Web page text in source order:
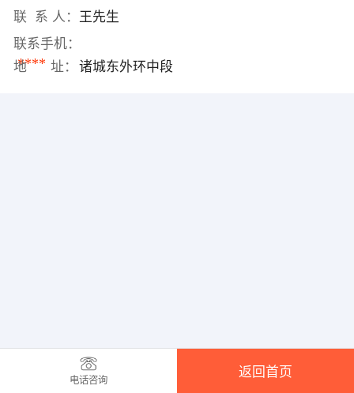
联 系 人： 王先生
联系手机：
****
地 址： 诸城东外环中段
电话咨询
返回首页